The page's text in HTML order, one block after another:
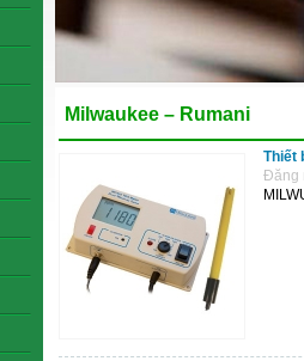
Milwaukee – Rumani
Thiết
Đăng